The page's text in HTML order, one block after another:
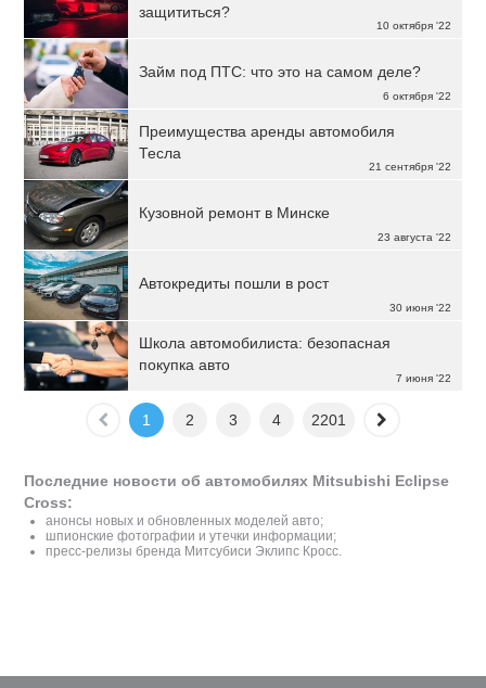
10 октября '22
защититься?
6 октября '22
Займ под ПТС: что это на самом деле?
21 сентября '22
Преимущества аренды автомобиля
Тесла
23 августа '22
Кузовной ремонт в Минске
30 июня '22
Автокредиты пошли в рост
7 июня '22
Школа автомобилиста: безопасная
покупка авто
1 2 3 4 2201
Последние новости об автомобилях Mitsubishi Eclipse
Cross:
анонсы новых и обновленных моделей авто;
шпионские фотографии и утечки информации;
пресс-релизы бренда Митсубиси Эклипс Кросс.